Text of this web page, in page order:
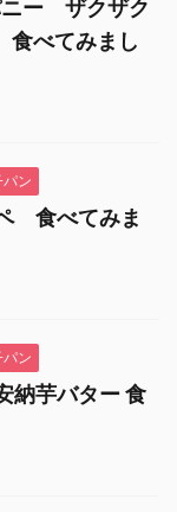
ニー ザクザク
べてみまし
ン
食べてみま
ン
納芋バター 食